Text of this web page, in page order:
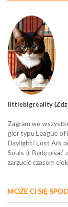
littlebigreality
Zagram we
gier typu League
Daylight/ Lost Ark
Souls :). Będę pisać
zarzucić czasem
MOŻE CI SIĘ